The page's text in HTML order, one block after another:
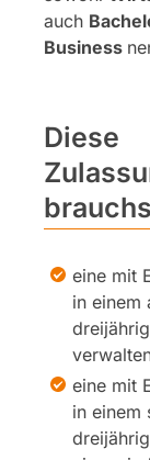
auch
Business
Diese
eine mit
in einem
eine mit
in einem